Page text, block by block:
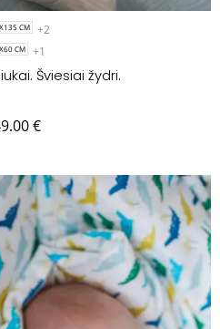
CM +2
CM +1
Šviesiai žydri.
€